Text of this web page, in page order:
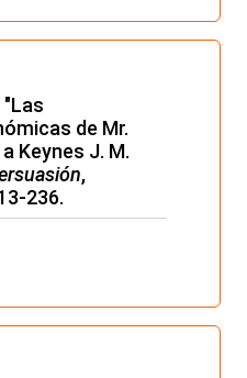
"Las
de Mr.
Keynes J. M.
,
236.